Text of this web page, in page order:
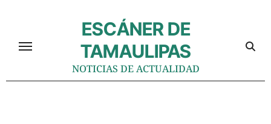
contenido
ESCÁNER DE
TAMAULIPAS
NOTICIAS DE ACTUALIDAD